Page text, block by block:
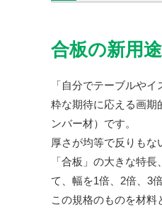
合板の新用
「自分でテーブルや
粋な期待に応える画期
ンバー材）です。
厚さが均等で反りも
「合板」の大きな特
て、幅を1倍、2倍、3
この規格のものを材料